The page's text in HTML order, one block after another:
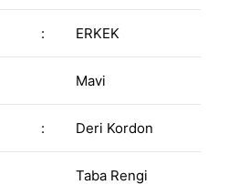
: ERKEK
Mavi
: Deri Kordon
Taba Rengi